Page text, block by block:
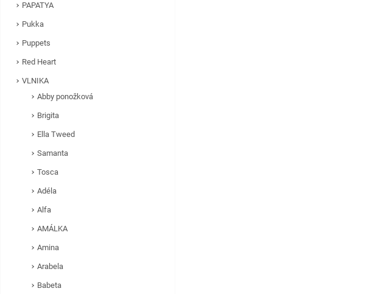
PAPATYA
Pukka
Puppets
Red Heart
VLNIKA
Abby ponožková
Brigita
Ella Tweed
Samanta
Tosca
Adéla
Alfa
AMÁLKA
Amina
Arabela
Babeta